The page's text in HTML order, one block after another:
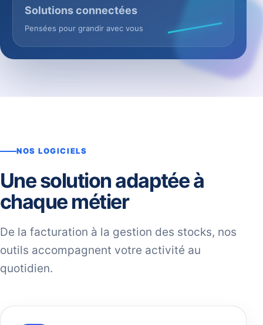
Solutions connectées
Pensées pour grandir avec vous
NOS LOGICIELS
Une solution adaptée à
chaque métier
De la facturation à la gestion des stocks, nos
outils accompagnent votre activité au
quotidien.